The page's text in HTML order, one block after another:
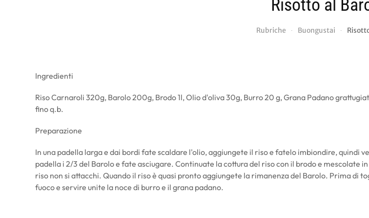
Risotto al
Rubriche Buongustai
Ingredienti
Riso Carnaroli 320g, Barolo 200g, Brodo 1l, Olio d'oliva 30g, Burro 20 g, Grana Padano
fino q.b.
Preparazione
In una padella larga e dai bordi fate scaldare l'olio, aggiungete il riso e fatelo imbiondire, quindi
padella i 2/3 del Barolo e fate asciugare. Continuate la cottura del riso con il brodo e mescolate
riso non si attacchi. Quando il riso è quasi pronto aggiungete la rimanenza del Barolo. Prima di
fuoco e servire unite la noce di burro e il grana padano.